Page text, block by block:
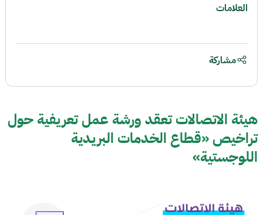
هيئة الاتصالات تعقد ورشة عمل تعريفية حول
تراخيص «قطاع الخدمات البريدية
اللوجستية»
العلامات
مشاركة